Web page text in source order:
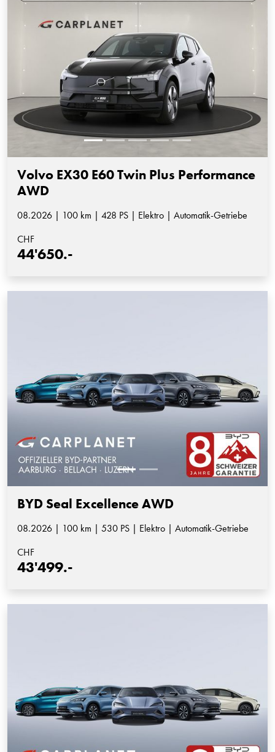
Volvo EX30 E60 Twin Plus Performance
AWD
08.2026 | 100 km | 428 PS | Elektro | Automatik-Getriebe
CHF
44'650.-
BYD Seal Excellence AWD
08.2026 | 100 km | 530 PS | Elektro | Automatik-Getriebe
CHF
43'499.-